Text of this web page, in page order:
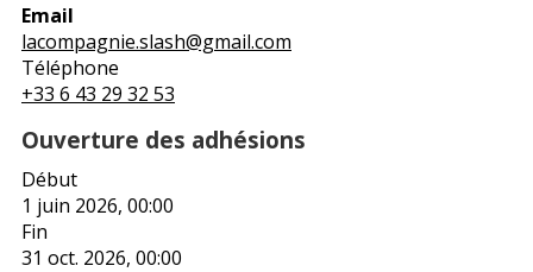
Email
lacompagnie.slash@gmail.com
Téléphone
+33 6 43 29 32 53
Ouverture des adhésions
Début
1 juin 2026, 00:00
Fin
31 oct. 2026, 00:00